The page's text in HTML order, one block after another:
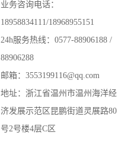
业务咨询电话：
18958834111/18968955151
24h服务热线：0577-88906188 /
88906288
邮箱：3553199116@qq.com
地址：浙江省温州市温州海洋经
济发展示范区昆鹏街道灵展路80
号2号楼4层C区